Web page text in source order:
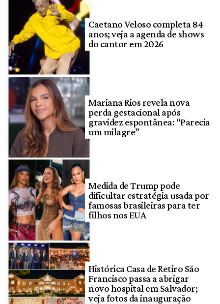
Caetano Veloso completa 84
anos; veja a agenda de shows
do cantor em 2026
Mariana Rios revela nova
perda gestacional após
gravidez espontânea: “Parecia
um milagre”
Medida de Trump pode
dificultar estratégia usada por
famosas brasileiras para ter
filhos nos EUA
Histórica Casa de Retiro São
Francisco passa a abrigar
novo hospital em Salvador;
veja fotos da inauguração